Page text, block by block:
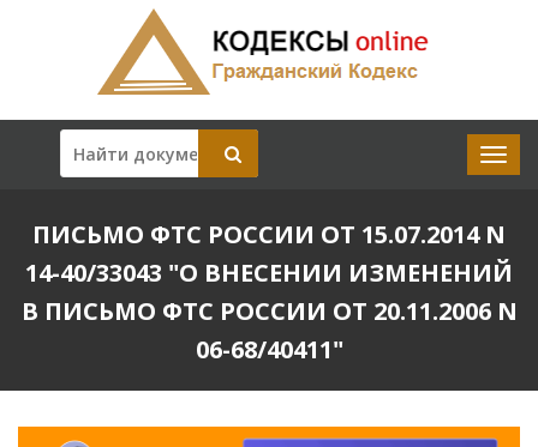
ПИСЬМО ФТС РОССИИ ОТ 15.07.2014 N
14-40/33043 "О ВНЕСЕНИИ ИЗМЕНЕНИЙ
В ПИСЬМО ФТС РОССИИ ОТ 20.11.2006 N
06-68/40411"